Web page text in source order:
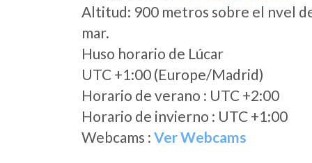
Altitud: 900 metros sobre el nvel
mar.
Huso horario de Lúcar
UTC +1:00 (Europe/Madrid)
Horario de verano : UTC +2:00
Horario de invierno : UTC +1:00
Webcams : Ver Webcams